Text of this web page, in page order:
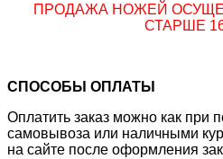
ПРОДАЖА НОЖЕЙ
СТАРШЕ
СПОСОБЫ ОПЛАТЫ
Оплатить заказ можно как при
самовывоза или наличными
на сайте после оформления